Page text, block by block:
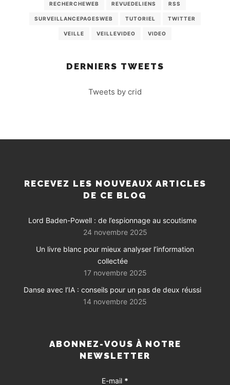
RECHERCHEWEB REVUEDELIENS RSS
SURVEILLANCEPAGESWEB TUTORIEL TWITTER
VEILLE VEILLEVIDEO VIDEO
DERNIERS TWEETS
Tweets by crid
RECEVEZ LES NOUVEAUX ARTICLES
DE CE BLOG
Lord Baden-Powell : de l’espionnage au scoutisme
24 novembre 2025
Un livre blanc pour mieux analyser l’information
collectée
17 novembre 2025
Danse avec l’IA : conseils pour un pas de deux réussi
14 novembre 2025
ABONNEZ-VOUS À NOTRE
NEWSLETTER
E-mail *